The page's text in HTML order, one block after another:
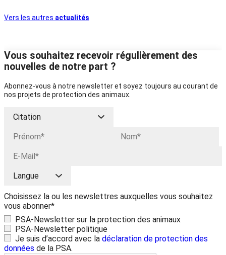
Vers les autres actualités
Vous souhaitez recevoir régulièrement des
nouvelles de notre part ?
Abonnez-vous à notre newsletter et soyez toujours au courant de
nos projets de protection des animaux.
Choisissez la ou les newslettres auxquelles vous souhaitez
vous abonner*
PSA-Newsletter sur la protection des animaux
PSA-Newsletter politique
Je suis d’accord avec la déclaration de protection des
données de la PSA.